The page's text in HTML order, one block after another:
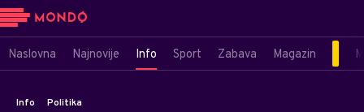
Naslovna Najnovije Info Sport Zabava Magazin
Info Politika